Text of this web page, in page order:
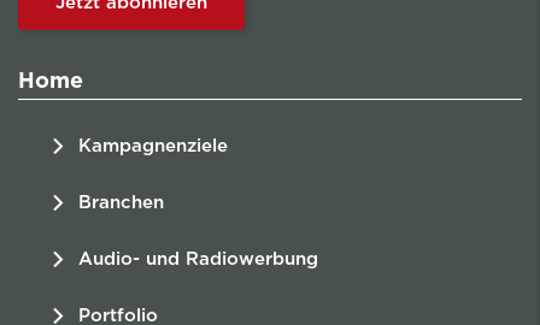
Home
Kampagnenziele
Branchen
Audio- und Radiowerbung
Portfolio